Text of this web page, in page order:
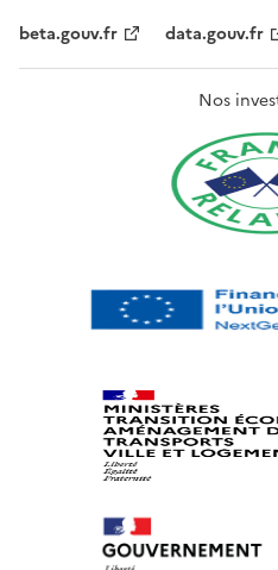
beta.gouv.fr
data.gouv.fr
Nos